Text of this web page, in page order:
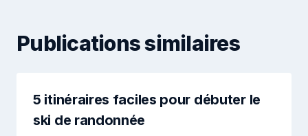
Publications similaires
5 itinéraires faciles pour débuter le
ski de randonnée